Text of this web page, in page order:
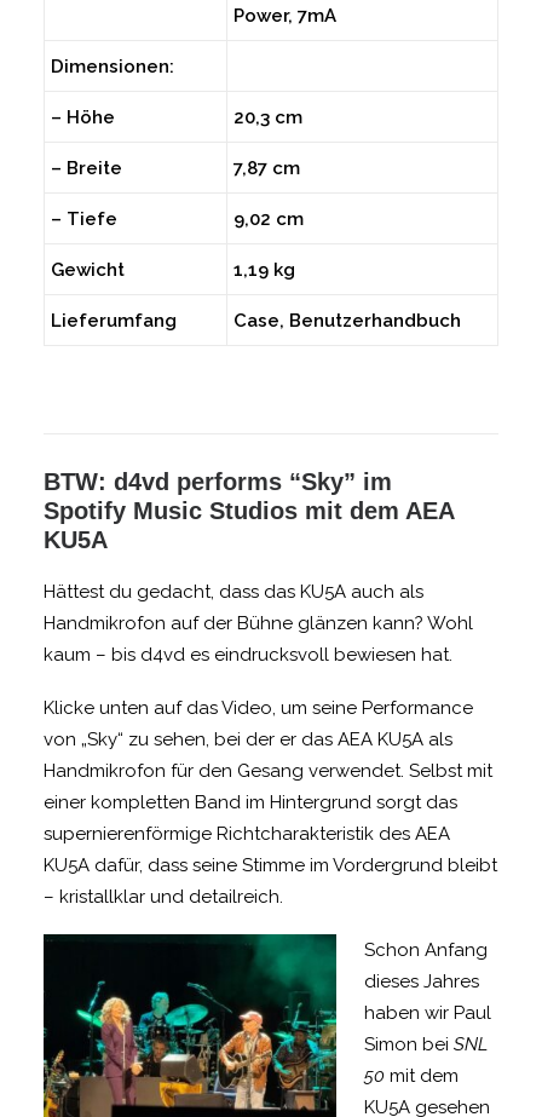
Power, 7mA
Dimensionen:
– Höhe 20,3 cm
– Breite 7,87 cm
– Tiefe 9,02 cm
Gewicht 1,19 kg
Lieferumfang Case, Benutzerhandbuch
BTW: d4vd performs “Sky” im
Spotify Music Studios mit dem AEA
KU5A
Hättest du gedacht, dass das KU5A auch als
Handmikrofon auf der Bühne glänzen kann? Wohl
kaum – bis d4vd es eindrucksvoll bewiesen hat.
Klicke unten auf das Video, um seine Performance
von „Sky“ zu sehen, bei der er das AEA KU5A als
Handmikrofon für den Gesang verwendet. Selbst mit
einer kompletten Band im Hintergrund sorgt das
supernierenförmige Richtcharakteristik des AEA
KU5A dafür, dass seine Stimme im Vordergrund bleibt
– kristallklar und detailreich.
Schon Anfang
dieses Jahres
haben wir Paul
Simon bei SNL
50 mit dem
KU5A gesehen